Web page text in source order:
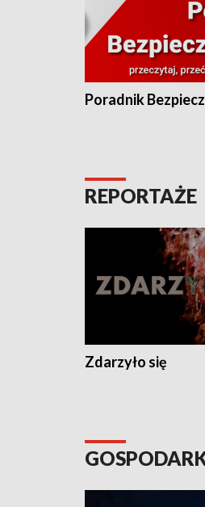
Poradnik
REPORTAŻE
Zdarzyło się